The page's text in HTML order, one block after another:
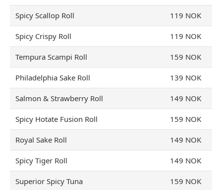
Spicy Scallop Roll 119 NOK
Spicy Crispy Roll 119 NOK
Tempura Scampi Roll 159 NOK
Philadelphia Sake Roll 139 NOK
Salmon & Strawberry Roll 149 NOK
Spicy Hotate Fusion Roll 159 NOK
Royal Sake Roll 149 NOK
Spicy Tiger Roll 149 NOK
Superior Spicy Tuna 159 NOK